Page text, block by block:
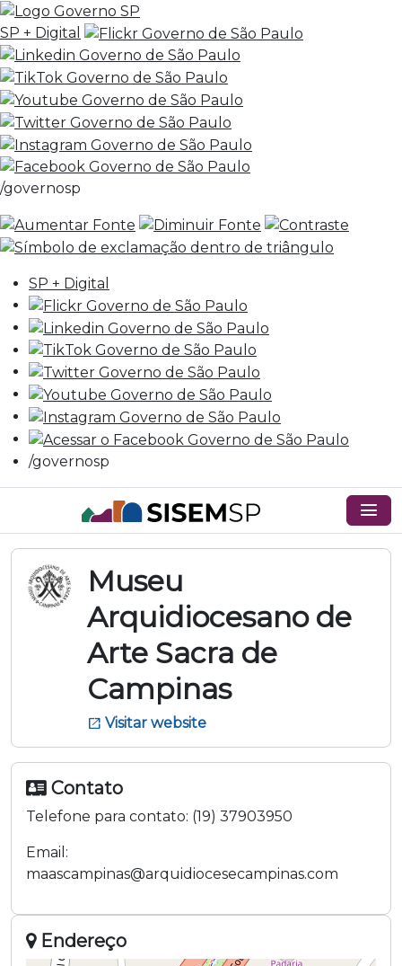
SP + Digital
/governosp
SP + Digital
/governosp
menu
Museu
Arquidiocesano de
Arte Sacra de
Campinas
open_in_new Visitar website
Contato
Telefone para contato: (19) 37903950
Email:
maascampinas@arquidiocesecampinas.com
Endereço